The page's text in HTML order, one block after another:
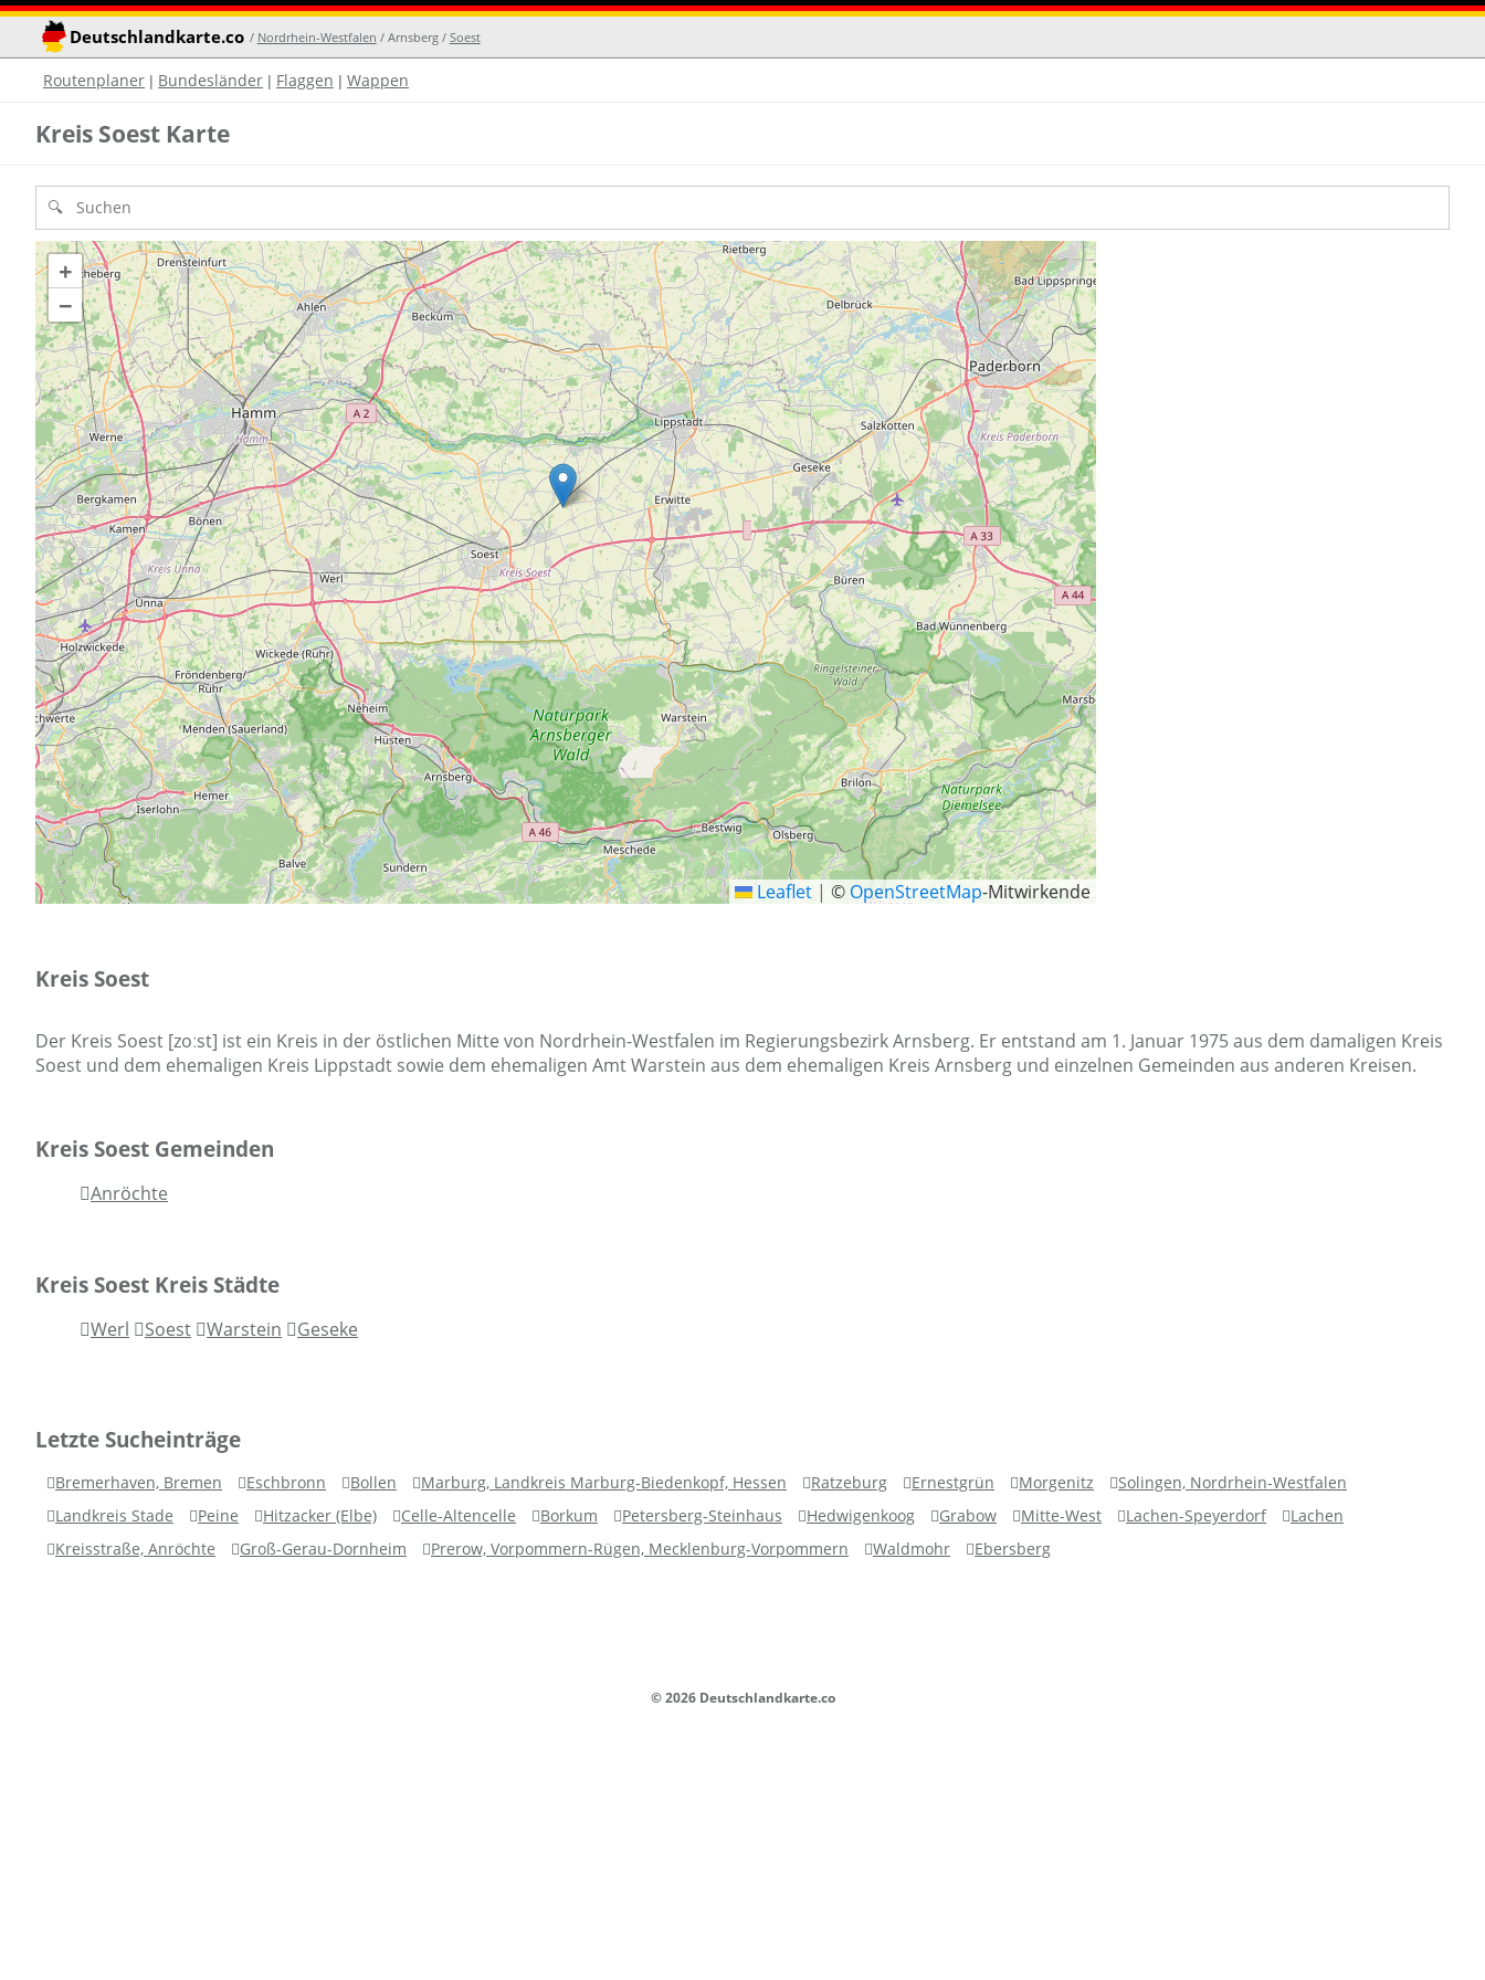
Deutschlandkarte.co / Nordrhein-Westfalen / Arnsberg / Soest
Routenplaner | Bundesländer | Flaggen | Wappen
Kreis Soest Karte
+
−
Leaflet | © OpenStreetMap-Mitwirkende
Kreis Soest
Der Kreis Soest [zoːst] ist ein Kreis in der östlichen Mitte von Nordrhein-Westfalen im Regierungsbezirk Arnsberg. Er entstand am 1. Januar 1975 aus dem damaligen Kreis
Soest und dem ehemaligen Kreis Lippstadt sowie dem ehemaligen Amt Warstein aus dem ehemaligen Kreis Arnsberg und einzelnen Gemeinden aus anderen Kreisen.
Kreis Soest Gemeinden
Anröchte
Kreis Soest Kreis Städte
Werl Soest Warstein Geseke
Letzte Sucheinträge
Bremerhaven, Bremen Eschbronn Bollen Marburg, Landkreis Marburg-Biedenkopf, Hessen Ratzeburg Ernestgrün Morgenitz
Solingen, Nordrhein-Westfalen
Landkreis Stade
Peine Hitzacker (Elbe) Celle-Altencelle Borkum Petersberg-Steinhaus Hedwigenkoog Grabow Mitte-West Lachen-Speyerdorf
Lachen
Kreisstraße, Anröchte
Groß-Gerau-Dornheim Prerow, Vorpommern-Rügen, Mecklenburg-Vorpommern Waldmohr Ebersberg
© 2026 Deutschlandkarte.co